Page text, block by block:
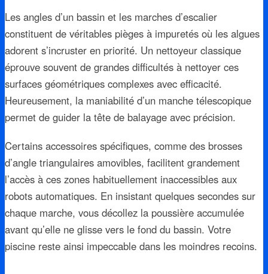
Les angles d’un bassin et les marches d’escalier
constituent de véritables pièges à impuretés où les algues
adorent s’incruster en priorité. Un nettoyeur classique
éprouve souvent de grandes difficultés à nettoyer ces
surfaces géométriques complexes avec efficacité.
Heureusement, la maniabilité d’un manche télescopique
permet de guider la tête de balayage avec précision.
Certains accessoires spécifiques, comme des brosses
d’angle triangulaires amovibles, facilitent grandement
l’accès à ces zones habituellement inaccessibles aux
robots automatiques. En insistant quelques secondes sur
chaque marche, vous décollez la poussière accumulée
avant qu’elle ne glisse vers le fond du bassin. Votre
piscine reste ainsi impeccable dans les moindres recoins.